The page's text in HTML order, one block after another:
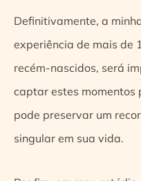
Definitivamente, a
experiência de mais de
recém-nascidos, será
captar estes momentos
pode preservar um
singular em sua vida.